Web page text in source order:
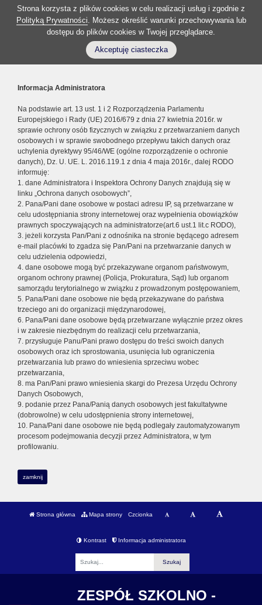
Strona korzysta z plików cookies w celu realizacji usług i zgodnie z
Polityką Prywatności. Możesz określić warunki przechowywania lub
dostępu do plików cookies w Twojej przeglądarce.
Akceptuję ciasteczka
Informacja Administratora
Na podstawie art. 13 ust. 1 i 2 Rozporządzenia Parlamentu
Europejskiego i Rady (UE) 2016/679 z dnia 27 kwietnia 2016r. w
sprawie ochrony osób fizycznych w związku z przetwarzaniem danych
osobowych i w sprawie swobodnego przepływu takich danych oraz
uchylenia dyrektywy 95/46/WE (ogólne rozporządzenie o ochronie
danych), Dz. U. UE. L. 2016.119.1 z dnia 4 maja 2016r., dalej RODO
informuję:
1. dane Administratora i Inspektora Ochrony Danych znajdują się w
linku „Ochrona danych osobowych”,
2. Pana/Pani dane osobowe w postaci adresu IP, są przetwarzane w
celu udostępniania strony internetowej oraz wypełnienia obowiązków
prawnych spoczywających na administratorze(art.6 ust.1 lit.c RODO),
3. jeżeli korzysta Pan/Pani z odnośnika na stronie będącego adresem
e-mail placówki to zgadza się Pan/Pani na przetwarzanie danych w
celu udzielenia odpowiedzi,
4. dane osobowe mogą być przekazywane organom państwowym,
organom ochrony prawnej (Policja, Prokuratura, Sąd) lub organom
samorządu terytorialnego w związku z prowadzonym postępowaniem,
5. Pana/Pani dane osobowe nie będą przekazywane do państwa
trzeciego ani do organizacji międzynarodowej,
6. Pana/Pani dane osobowe będą przetwarzane wyłącznie przez okres
i w zakresie niezbędnym do realizacji celu przetwarzania,
7. przysługuje Panu/Pani prawo dostępu do treści swoich danych
osobowych oraz ich sprostowania, usunięcia lub ograniczenia
przetwarzania lub prawo do wniesienia sprzeciwu wobec
przetwarzania,
8. ma Pan/Pani prawo wniesienia skargi do Prezesa Urzędu Ochrony
Danych Osobowych,
9. podanie przez Pana/Panią danych osobowych jest fakultatywne
(dobrowolne) w celu udostępnienia strony internetowej,
10. Pana/Pani dane osobowe nie będą podlegały zautomatyzowanym
procesom podejmowania decyzji przez Administratora, w tym
profilowaniu.
zamknij
Strona główna Mapa strony Czcionka
Kontrast Informacja administratora
ZESPÓŁ SZKOLNO -